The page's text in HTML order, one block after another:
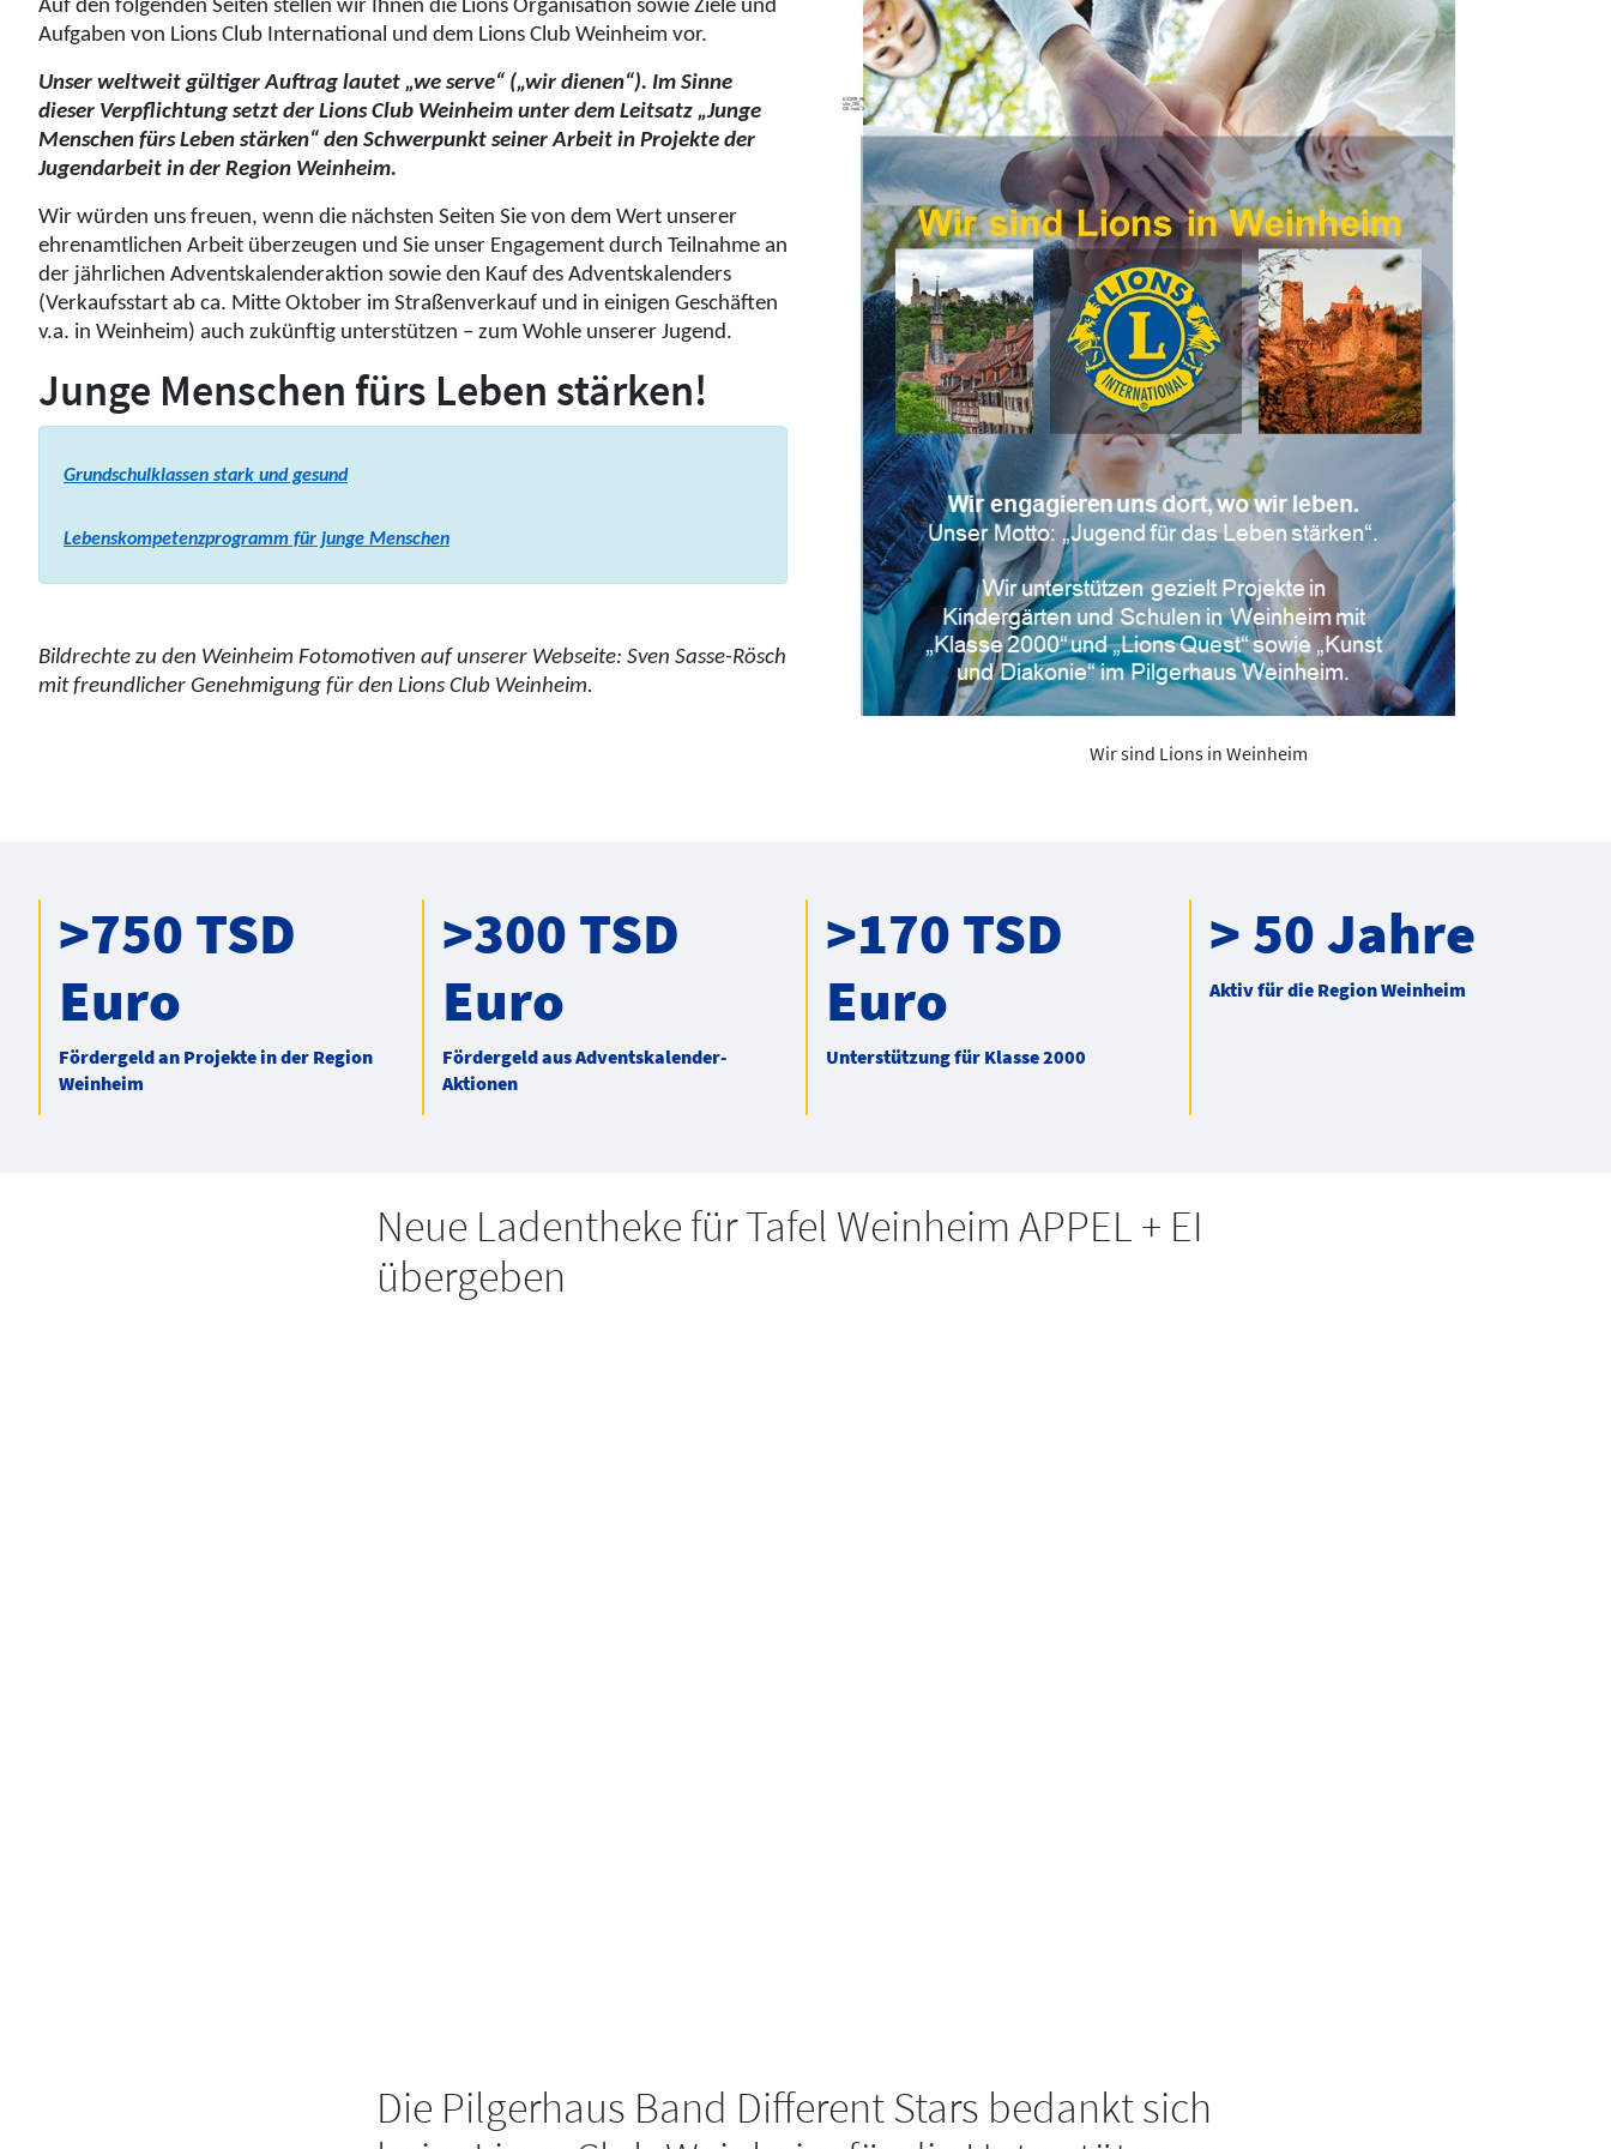
Auf den folgenden Seiten stellen wir Ihnen die Lions Organisation sowie Ziele und
Aufgaben von Lions Club International und dem Lions Club Weinheim vor.
Unser weltweit gültiger Auftrag lautet „we serve“ („wir dienen“). Im Sinne
dieser Verpflichtung setzt der Lions Club Weinheim unter dem Leitsatz „Junge
Menschen fürs Leben stärken“ den Schwerpunkt seiner Arbeit in Projekte der
Jugendarbeit in der Region Weinheim.
Wir würden uns freuen, wenn die nächsten Seiten Sie von dem Wert unserer
ehrenamtlichen Arbeit überzeugen und Sie unser Engagement durch Teilnahme an
der jährlichen Adventskalenderaktion sowie den Kauf des Adventskalenders
(Verkaufsstart ab ca. Mitte Oktober im Straßenverkauf und in einigen Geschäften
v.a. in Weinheim) auch zukünftig unterstützen – zum Wohle unserer Jugend.
Junge Menschen fürs Leben stärken!
Grundschulklassen stark und gesund
Lebenskompetenzprogramm für junge Menschen
Bildrechte zu den Weinheim Fotomotiven auf unserer Webseite: Sven Sasse-Rösch
mit freundlicher Genehmigung für den Lions Club Weinheim.
Wir sind Lions in Weinheim
>750 TSD
Euro
Fördergeld an Projekte in der Region
Weinheim
>300 TSD
Euro
Fördergeld aus Adventskalender-
Aktionen
>170 TSD
Euro
Unterstützung für Klasse 2000
> 50 Jahre
Aktiv für die Region Weinheim
Neue Ladentheke für Tafel Weinheim APPEL + EI
übergeben
Die Pilgerhaus Band Different Stars bedankt sich